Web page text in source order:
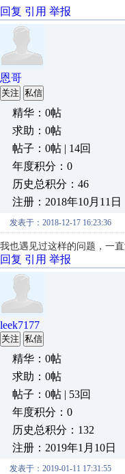
回复 引用 举报
恩哥
关注 私信
精华：0帖
求助：0帖
帖子：0帖 | 14回
年度积分：0
历史总积分：46
注册：2018年10月11日
发表于：2018-12-17 16:23:36
我也遇见过这样的问题，一
回复 引用 举报
leek7177
关注 私信
精华：0帖
求助：0帖
帖子：0帖 | 53回
年度积分：0
历史总积分：132
注册：2019年1月10日
发表于：2019-01-11 17:31:55